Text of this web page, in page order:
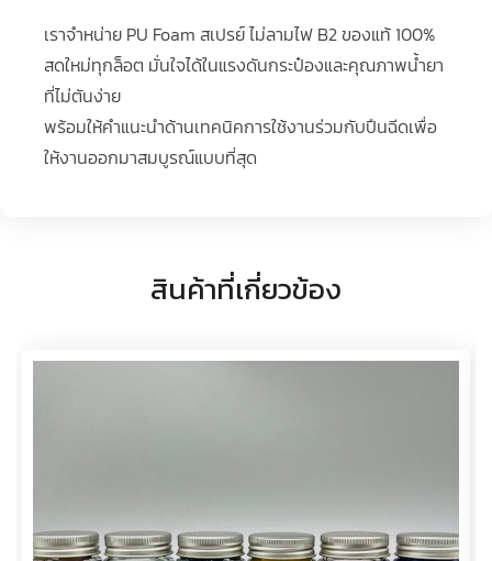
เราจำหน่าย PU Foam สเปรย์ ไม่ลามไฟ B2 ของแท้ 100%
สดใหม่ทุกล็อต มั่นใจได้ในแรงดันกระป๋องและคุณภาพน้ำยา
ที่ไม่ตันง่าย
พร้อมให้คำแนะนำด้านเทคนิคการใช้งานร่วมกับปืนฉีดเพื่อ
ให้งานออกมาสมบูรณ์แบบที่สุด
สินค้าที่เกี่ยวข้อง